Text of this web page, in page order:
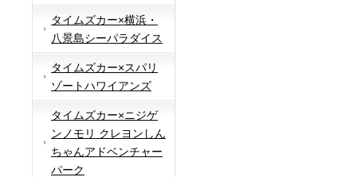
タイムズカー×横浜・
八景島シーパラダイス
タイムズカー×スパリ
ゾートハワイアンズ
タイムズカー×ニジゲ
ンノモリ クレヨンしん
ちゃんアドベンチャー
パーク